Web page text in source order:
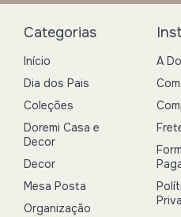
Categorias
Início
Dia dos Pais
Coleções
Doremi Casa e
Decor
Decor
Mesa Posta
Organização
A